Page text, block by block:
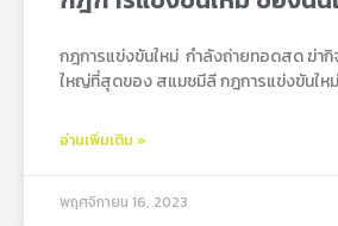
กฎการแข่งขันใหม่ กําลังถ่ายทอดสด ฆ่า
ใหญ่ที่สุดของ สแมชมีลี กฎการแข่งขันใหม่
อ่านเพิ่มเติม »
พฤศจิกายน 16, 2023